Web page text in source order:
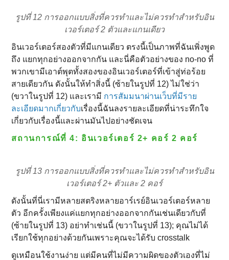
รูปที่ 12 การออกแบบสิ่งที่ควรทําและไม่ควรทําสําหรับอิน
เวอร์เตอร์ 2 ตัวและแกนเดียว
อินเวอร์เตอร์สองตัวที่มีแกนเดียว ตรงนี้เป็นภาพที่ฉันเพิ่งพูด
ถึง แยกทุกอย่างออกจากกัน และนี่คือตัวอย่างของ no-no ที่
พวกเขามีเอาต์พุตทั้งสองของอินเวอร์เตอร์ที่เข้าสู่ท่อร้อย
สายเดียวกัน ดังนั้นให้ทําสิ่งนี้ (ซ้ายในรูปที่ 12) ไม่ใช่ว่า
(ขวาในรูปที่ 12) และเรามี การสัมมนาผ่านเว็บที่มีราย
ละเอียดมากเกี่ยวกับเรื่องนี้ฉันลงรายละเอียดที่น่าระทึกใจ
เกี่ยวกับเรื่องนี้และผ่านมันไปอย่างชัดเจน
สถานการณ์ที่ 4: อินเวอร์เตอร์ 2+ คอร์ 2 คอร์
รูปที่ 13 การออกแบบสิ่งที่ควรทําและไม่ควรทําสําหรับอิน
เวอร์เตอร์ 2+ ตัวและ 2 คอร์
ดังนั้นที่นี่เรามีหลายสตริงหลายอาร์เรย์อินเวอร์เตอร์หลาย
ตัว อีกครั้งเพียงแค่แยกทุกอย่างออกจากกันเช่นเดียวกับที่
(ซ้ายในรูปที่ 13) อย่าทําเช่นนี้ (ขวาในรูปที่ 13); คุณไม่ได้
เรียกใช้ทุกอย่างด้วยกันเพราะคุณจะได้รับ crosstalk
ดูเหมือนใช้งานง่าย แต่มีคนที่ไม่มีความผิดของตัวเองที่ไม่